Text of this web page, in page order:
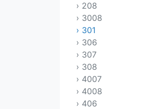
› 208
› 3008
› 301
› 306
› 307
› 308
› 4007
› 4008
› 406